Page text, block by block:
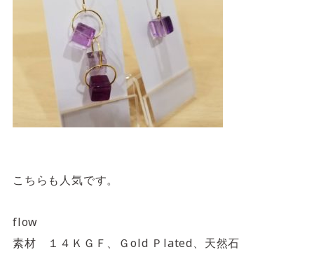
こちらも人気です。
flow
素材 １４ＫＧＦ、Ｇold Ｐlated、天然石